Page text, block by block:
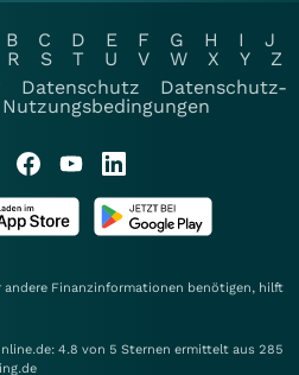
B C D E F G H I
J
R S T U V W X Y
Z
Datenschutz
Datenschutz-
Nutzungsbedingungen
andere Finanzinformationen benötigen, hilft
4.8 von 5 Sternen ermittelt aus 285